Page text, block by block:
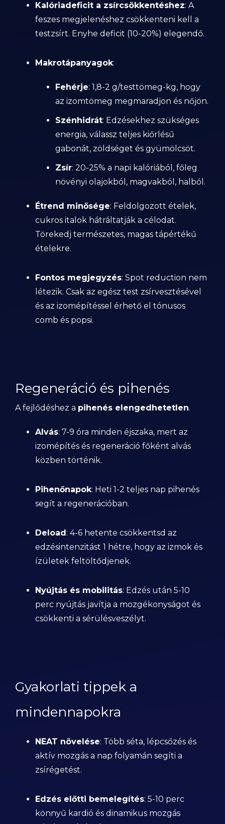
Kalóriadeficit a zsírcsökkentéshez: A
feszes megjelenéshez csökkenteni kell a
testzsírt. Enyhe deficit (10-20%) elegendő.
Makrotápanyagok:
Fehérje: 1,8-2 g/testtömeg-kg, hogy
az izomtömeg megmaradjon és nőjön.
Szénhidrát: Edzésekhez szükséges
energia, válassz teljes kiőrlésű
gabonát, zöldséget és gyümölcsöt.
Zsír: 20-25% a napi kalóriából, főleg
növényi olajokból, magvakból, halból.
Étrend minősége: Feldolgozott ételek,
cukros italok hátráltatják a célodat.
Törekedj természetes, magas tápértékű
ételekre.
Fontos megjegyzés: Spot reduction nem
létezik. Csak az egész test zsírvesztésével
és az izomépítéssel érhető el tónusos
comb és popsi.
Regeneráció és pihenés
A fejlődéshez a pihenés elengedhetetlen.
Alvás: 7-9 óra minden éjszaka, mert az
izomépítés és regeneráció főként alvás
közben történik.
Pihenőnapok: Heti 1-2 teljes nap pihenés
segít a regenerációban.
Deload: 4-6 hetente csökkentsd az
edzésintenzitást 1 hétre, hogy az izmok és
ízületek feltöltődjenek.
Nyújtás és mobilitás: Edzés után 5-10
perc nyújtás javítja a mozgékonyságot és
csökkenti a sérülésveszélyt.
Gyakorlati tippek a
mindennapokra
NEAT növelése: Több séta, lépcsőzés és
aktív mozgás a nap folyamán segíti a
zsírégetést.
Edzés előtti bemelegítés: 5-10 perc
könnyű kardió és dinamikus mozgás